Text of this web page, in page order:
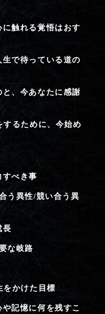
触れる覚悟はおす
で待っている道の
、今あなたに感謝
るために、今始め
べき事
う異性/競い合う異
長
な岐路
をかけた目標
記憶に何を残すこ